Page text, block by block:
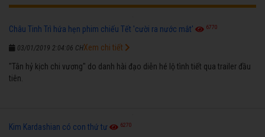
Châu Tinh Trì hứa hẹn phim chiếu Tết 'cười ra nước mắt' 6770
03/01/2019 2:04:06 CH
"Tân hỷ kịch chi vương" do danh hài đạo diễn hé lộ tình tiết qua trailer đầu
tiên.
Xem chi tiết
Kim Kardashian có con thứ tư 6270